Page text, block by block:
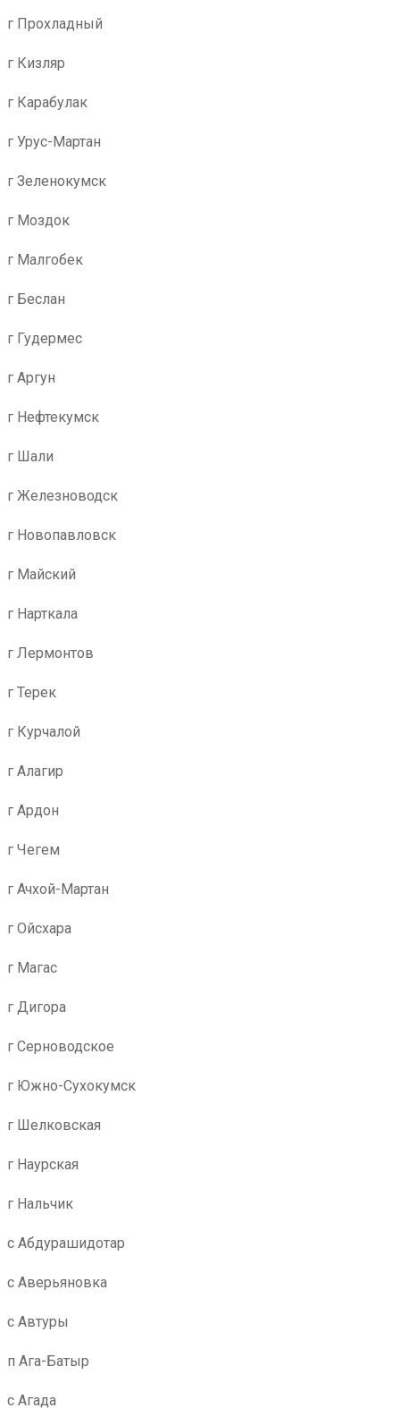
г Прохладный
г Кизляр
г Карабулак
г Урус-Мартан
г Зеленокумск
г Моздок
г Малгобек
г Беслан
г Гудермес
г Аргун
г Нефтекумск
г Шали
г Железноводск
г Новопавловск
г Майский
г Нарткала
г Лермонтов
г Терек
г Курчалой
г Алагир
г Ардон
г Чегем
г Ачхой-Мартан
г Ойсхара
г Магас
г Дигора
г Серноводское
г Южно-Сухокумск
г Шелковская
г Наурская
г Нальчик
с Абдурашидотар
с Аверьяновка
с Автуры
п Ага-Батыр
с Агада